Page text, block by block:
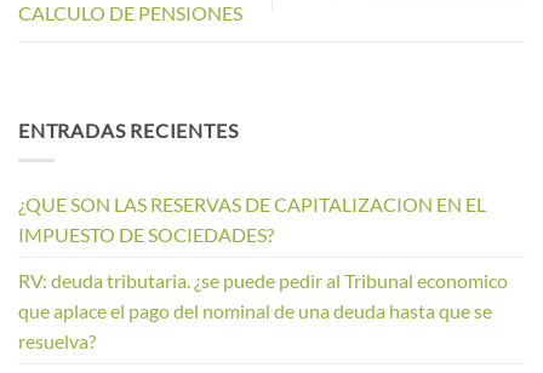
CALCULO DE PENSIONES
ENTRADAS RECIENTES
¿QUE SON LAS RESERVAS DE CAPITALIZACION EN EL
IMPUESTO DE SOCIEDADES?
RV: deuda tributaria. ¿se puede pedir al Tribunal economico
que aplace el pago del nominal de una deuda hasta que se
resuelva?